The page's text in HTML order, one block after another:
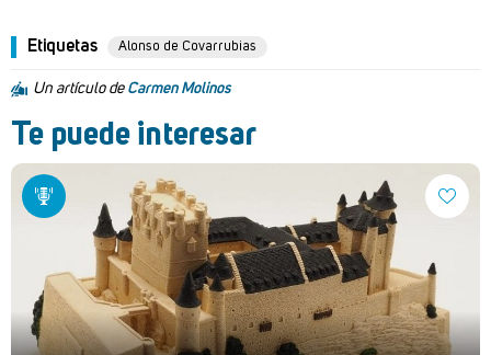
Etiquetas Alonso de Covarrubias
Un artículo de Carmen Molinos
Te puede interesar